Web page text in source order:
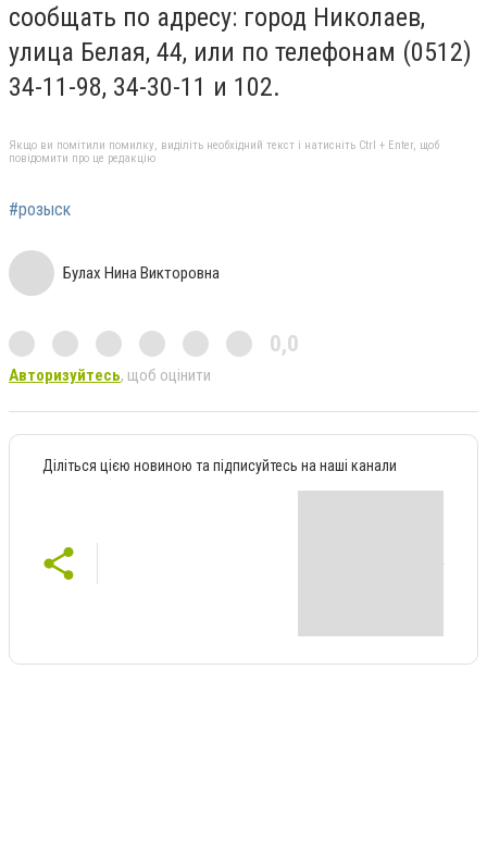
сообщать по адресу: город Николаев,
улица Белая, 44, или по телефонам (0512)
34-11-98, 34-30-11 и 102.
Якщо ви помітили помилку, виділіть необхідний текст і натисніть Ctrl + Enter, щоб
повідомити про це редакцію
#розыск
Булах Нина Викторовна
0,0
Авторизуйтесь, щоб оцінити
Діліться цією новиною та підписуйтесь на наші канали